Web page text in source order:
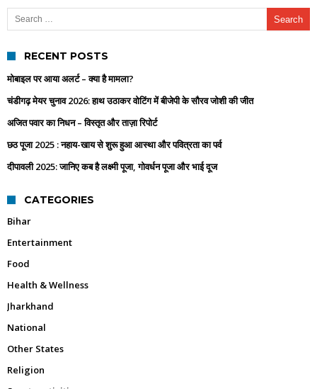
Search for:
RECENT POSTS
मोबाइल पर आया अलर्ट – क्या है मामला?
चंडीगढ़ मेयर चुनाव 2026: हाथ उठाकर वोटिंग में बीजेपी के सौरव जोशी की जीत
अजित पवार का निधन – विस्तृत और ताज़ा रिपोर्ट
छठ पूजा 2025 : नहाय-खाय से शुरू हुआ आस्था और पवित्रता का पर्व
दीपावली 2025: जानिए कब है लक्ष्मी पूजा, गोवर्धन पूजा और भाई दूज
CATEGORIES
Bihar
Entertainment
Food
Health & Wellness
Jharkhand
National
Other States
Religion